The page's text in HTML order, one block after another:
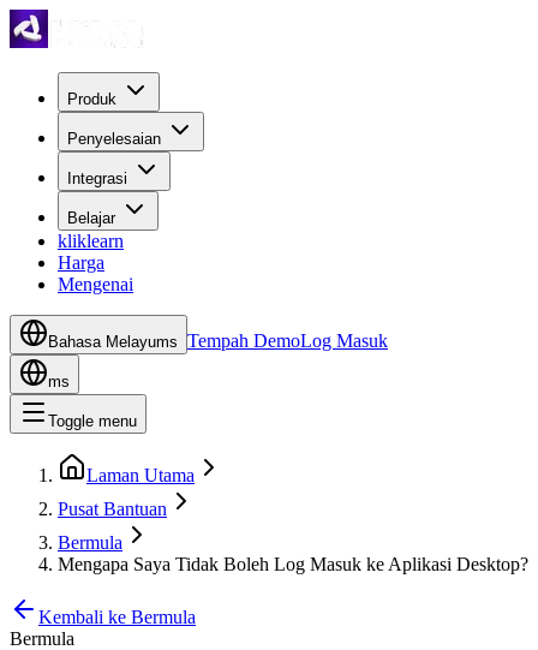
Produk
Penyelesaian
Integrasi
Belajar
kliklearn
Harga
Mengenai
Bahasa Melayums Tempah DemoLog Masuk
ms
Toggle menu
Laman Utama
Pusat Bantuan
Bermula
Mengapa Saya Tidak Boleh Log Masuk ke Aplikasi Desktop?
Kembali ke Bermula
Bermula